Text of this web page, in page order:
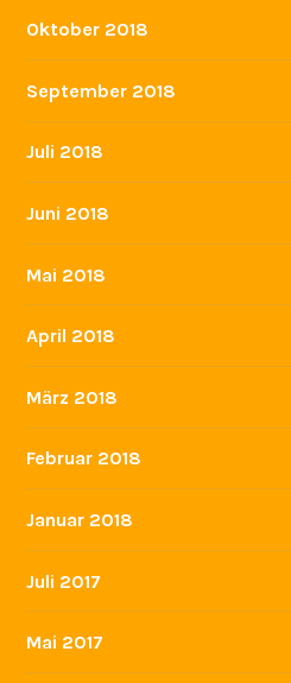
Oktober 2018
September 2018
Juli 2018
Juni 2018
Mai 2018
April 2018
März 2018
Februar 2018
Januar 2018
Juli 2017
Mai 2017